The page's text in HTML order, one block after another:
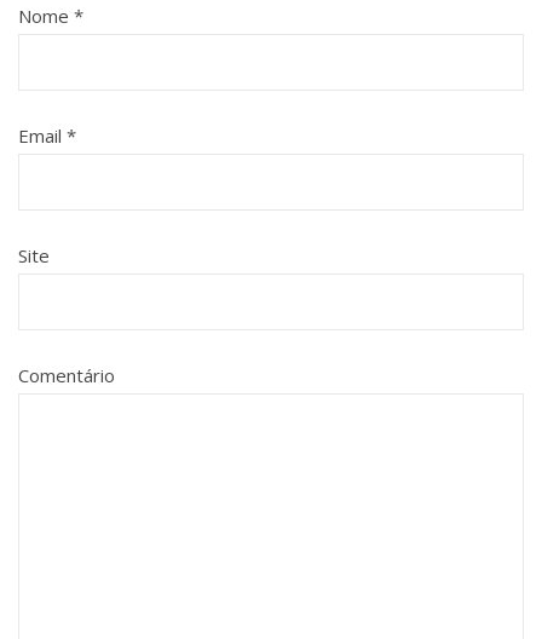
Nome *
Email *
Site
Comentário